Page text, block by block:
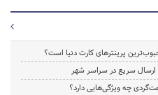
ارسال سریع در سراسر شهر
چه ویژگی‌هایی دارد؟